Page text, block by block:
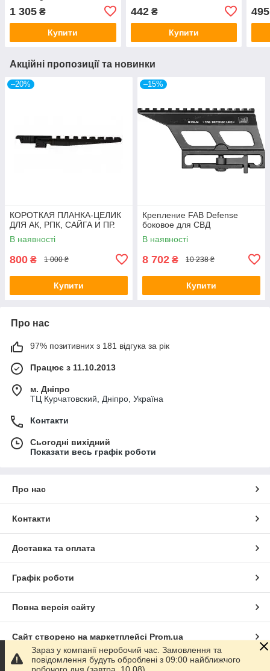
1 305 ₴
Купити
442₴
Купити
495
Акційні пропозиції та новинки
–20%
КОРОТКАЯ ПЛАНКА-ЦЕЛИК
ДЛЯ АК, РПК, САЙГА И ПР.
В наявності
800 ₴ 1 000 ₴
Купити
–15%
Крепление FAB Defense
боковое для СВД
В наявності
8 702 ₴ 10 238 ₴
Купити
Про нас
97% позитивних з 181 відгука за рік
Працює з 11.10.2013
м. Дніпро
ТЦ Курчатовский, Дніпро, Україна
Контакти
Сьогодні вихідний
Показати весь графік роботи
Про нас
Контакти
Доставка та оплата
Графік роботи
Повна версія сайту
Сайт створено на маркетплейсі Prom.ua
Політика конфіденційності
Зараз у компанії неробочий час. Замовлення та
повідомлення будуть оброблені з 09:00 найближчого